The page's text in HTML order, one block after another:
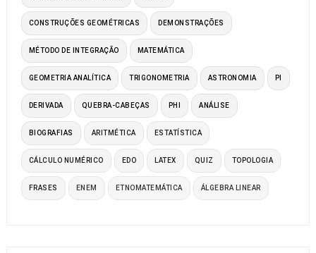
CONSTRUÇÕES GEOMÉTRICAS DEMONSTRAÇÕES
MÉTODO DE INTEGRAÇÃO MATEMÁTICA
GEOMETRIA ANALÍTICA TRIGONOMETRIA ASTRONOMIA PI
DERIVADA QUEBRA-CABEÇAS PHI ANÁLISE
BIOGRAFIAS ARITMÉTICA ESTATÍSTICA
CÁLCULO NUMÉRICO EDO LATEX QUIZ TOPOLOGIA
FRASES ENEM ETNOMATEMÁTICA ÁLGEBRA LINEAR